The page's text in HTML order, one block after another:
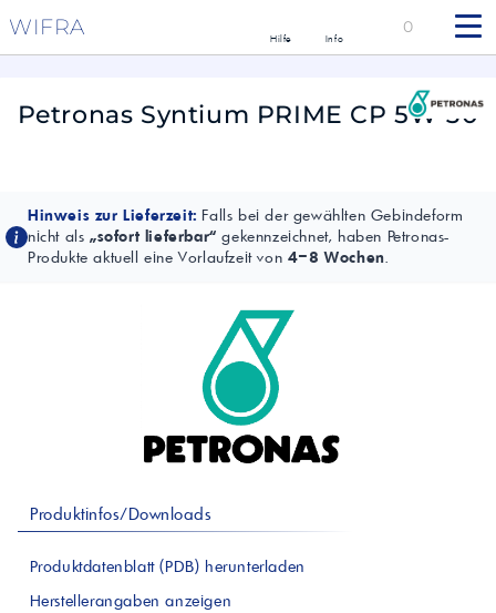
WIFRA Hilfe Info
0
Petronas Syntium PRIME CP 5W-30
Hinweis zur Lieferzeit: Falls bei der gewählten Gebindeform
nicht als „sofort lieferbar“ gekennzeichnet, haben Petronas-
Produkte aktuell eine Vorlaufzeit von 4–8 Wochen.
Produktinfos/Downloads
Produktdatenblatt (PDB) herunterladen
Herstellerangaben anzeigen